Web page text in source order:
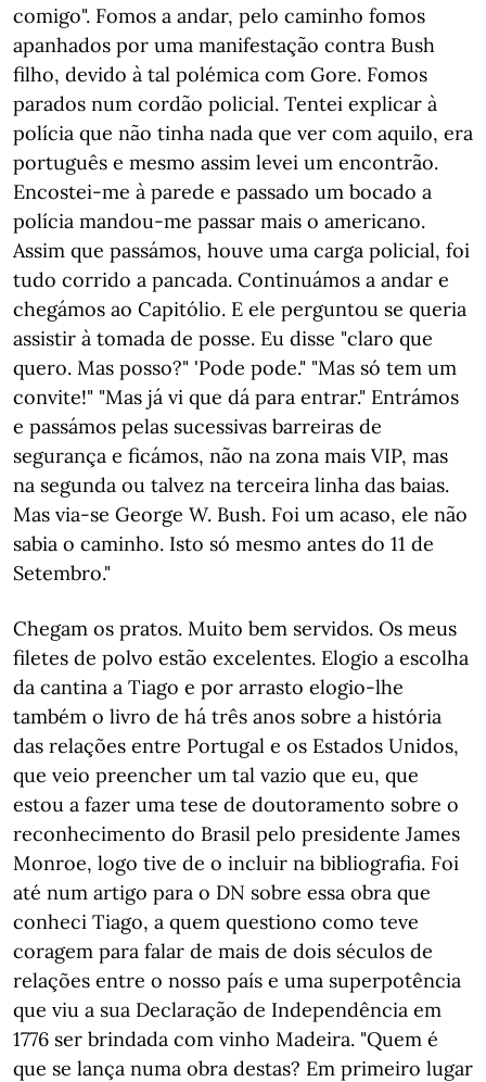
comigo". Fomos a andar, pelo caminho fomos
apanhados por uma manifestação contra Bush
filho, devido à tal polémica com Gore. Fomos
parados num cordão policial. Tentei explicar à
polícia que não tinha nada que ver com aquilo, era
português e mesmo assim levei um encontrão.
Encostei-me à parede e passado um bocado a
polícia mandou-me passar mais o americano.
Assim que passámos, houve uma carga policial, foi
tudo corrido a pancada. Continuámos a andar e
chegámos ao Capitólio. E ele perguntou se queria
assistir à tomada de posse. Eu disse "claro que
quero. Mas posso?" 'Pode pode." "Mas só tem um
convite!" "Mas já vi que dá para entrar." Entrámos
e passámos pelas sucessivas barreiras de
segurança e ficámos, não na zona mais VIP, mas
na segunda ou talvez na terceira linha das baias.
Mas via-se George W. Bush. Foi um acaso, ele não
sabia o caminho. Isto só mesmo antes do 11 de
Setembro."
Chegam os pratos. Muito bem servidos. Os meus
filetes de polvo estão excelentes. Elogio a escolha
da cantina a Tiago e por arrasto elogio-lhe
também o livro de há três anos sobre a história
das relações entre Portugal e os Estados Unidos,
que veio preencher um tal vazio que eu, que
estou a fazer uma tese de doutoramento sobre o
reconhecimento do Brasil pelo presidente James
Monroe, logo tive de o incluir na bibliografia. Foi
até num artigo para o DN sobre essa obra que
conheci Tiago, a quem questiono como teve
coragem para falar de mais de dois séculos de
relações entre o nosso país e uma superpotência
que viu a sua Declaração de Independência em
1776 ser brindada com vinho Madeira. "Quem é
que se lança numa obra destas? Em primeiro lugar